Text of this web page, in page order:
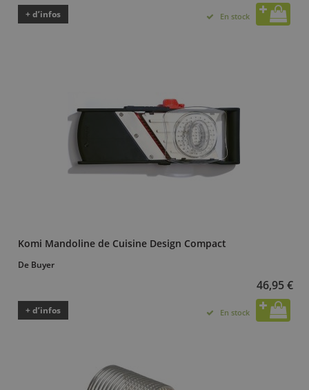
+ d’infos En stock
Komi Mandoline de Cuisine Design Compact
De Buyer
46,95 €
+ d’infos En stock